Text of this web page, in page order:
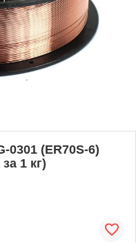
0301 (ER70S-6)
1 кг)